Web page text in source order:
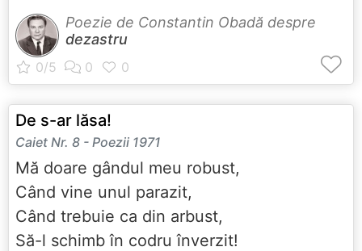
Poezie de Constantin Obadă despre
dezastru
De s-ar lăsa!
Caiet Nr. 8 - Poezii 1971
Mă doare gândul meu robust,
Când vine unul parazit,
Când trebuie ca din arbust,
Să-l schimb în codru înverzit!